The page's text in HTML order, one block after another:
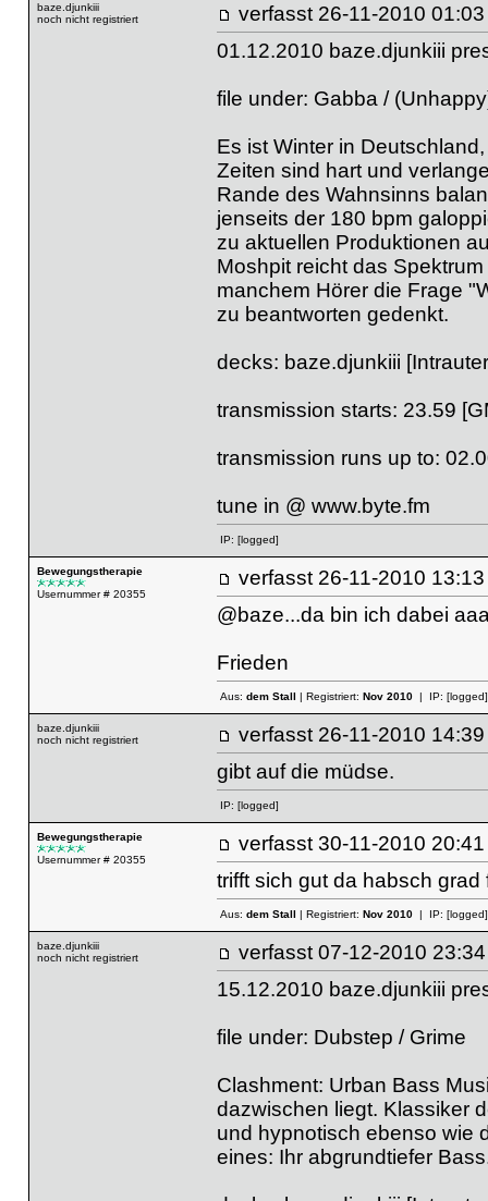
baze.djunkiii
noch nicht registriert
verfasst 26-11-2010
01.12.2010 baze.djunkiii
file under: Gabba /
Es ist Winter in
Zeiten sind hart und
Rande des Wahnsinns
jenseits der 180 bpm
zu aktuellen Produktionen
Moshpit reicht das
manchem Hörer die Frage
zu beantworten gedenkt.
decks: baze.djunkiii
transmission starts: 23.59
transmission runs up to:
tune in @ www.byte.fm
IP: [logged]
Bewegungstherapie
Usernummer # 20355
verfasst 26-11-2010
@baze...da bin ich dabei
Frieden
Aus: dem Stall | Registriert: Nov 2010| IP: [logged]
baze.djunkiii
noch nicht registriert
verfasst 26-11-2010
gibt auf die müdse.
IP: [logged]
Bewegungstherapie
Usernummer # 20355
verfasst 30-11-2010
trifft sich gut da habsch grad
Aus: dem Stall | Registriert: Nov 2010| IP: [logged]
baze.djunkiii
noch nicht registriert
verfasst 07-12-2010
15.12.2010 baze.djunkiii
file under: Dubstep / Grime
Clashment: Urban Bass
dazwischen liegt. Klassiker
und hypnotisch ebenso wie
eines: Ihr abgrundtiefer